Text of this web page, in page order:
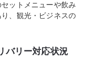
ットメニューや飲み
、観光・ビジネスの
バリー対応状況